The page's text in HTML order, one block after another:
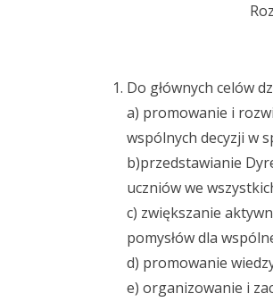
Do głównych celów
a) promowanie i
wspólnych decyzji w
b)przedstawianie
uczniów we
c) zwiększanie
pomysłów dla
d) promowanie
e) organizowanie i